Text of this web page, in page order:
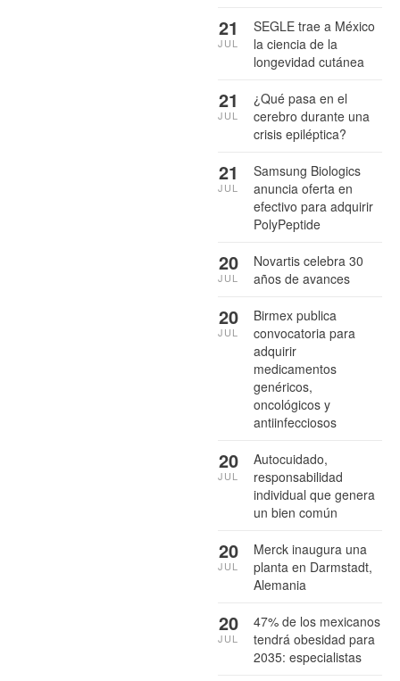
SEGLE trae a México
la ciencia de la
longevidad cutánea
21
JUL
¿Qué pasa en el
cerebro durante una
crisis epiléptica?
21
JUL
Samsung Biologics
anuncia oferta en
efectivo para adquirir
PolyPeptide
21
JUL
Novartis celebra 30
años de avances
20
JUL
Birmex publica
convocatoria para
adquirir
medicamentos
genéricos,
oncológicos y
antiinfecciosos
20
JUL
Autocuidado,
responsabilidad
individual que genera
un bien común
20
JUL
Merck inaugura una
planta en Darmstadt,
Alemania
20
JUL
47% de los mexicanos
tendrá obesidad para
2035: especialistas
20
JUL